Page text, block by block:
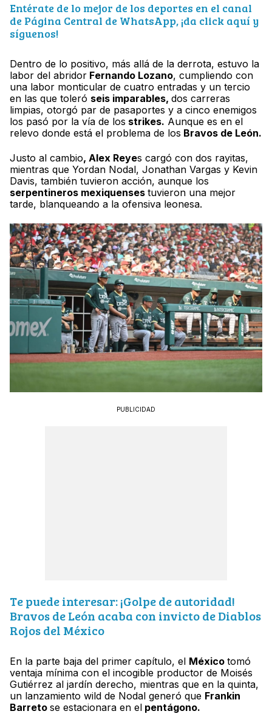
Entérate de lo mejor de los deportes en el canal
de Página Central de WhatsApp, ¡da click aquí y
síguenos!
Dentro de lo positivo, más allá de la derrota, estuvo la
labor del abridor Fernando Lozano, cumpliendo con
una labor monticular de cuatro entradas y un tercio
en las que toleró seis imparables, dos carreras
limpias, otorgó par de pasaportes y a cinco enemigos
los pasó por la vía de los strikes. Aunque es en el
relevo donde está el problema de los Bravos de León.
Justo al cambio, Alex Reyes cargó con dos rayitas,
mientras que Yordan Nodal, Jonathan Vargas y Kevin
Davis, también tuvieron acción, aunque los
serpentineros mexiquenses tuvieron una mejor
tarde, blanqueando a la ofensiva leonesa.
PUBLICIDAD
Te puede interesar: ¡Golpe de autoridad!
Bravos de León acaba con invicto de Diablos
Rojos del México
En la parte baja del primer capítulo, el México tomó
ventaja mínima con el incogible productor de Moisés
Gutiérrez al jardín derecho, mientras que en la quinta,
un lanzamiento wild de Nodal generó que Frankin
Barreto se estacionara en el pentágono.